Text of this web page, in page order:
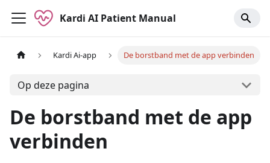
Kardi AI Patient Manual
Kardi Ai-app De borstband met de app verbinden
Op deze pagina
De borstband met de app
verbinden